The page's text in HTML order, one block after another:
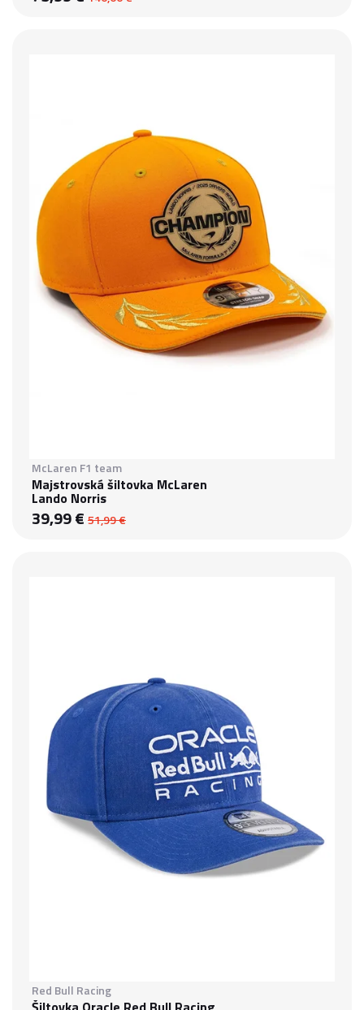
McLaren F1 team
Majstrovská šiltovka McLaren
Lando Norris
39,99 € 51,99 €
Red Bull Racing